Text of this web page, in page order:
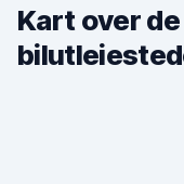
Kart over